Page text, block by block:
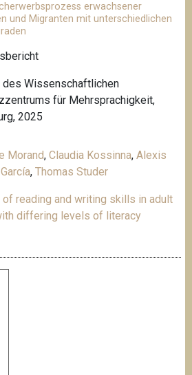
erwachsener
und Migranten mit unterschiedlichen
des Wissenschaftlichen
für Mehrsprachigkeit,
2025
Morand,Claudia Kossinna,Alexis
,Thomas Studer
reading and writing skills in adult
differing levels of literacy